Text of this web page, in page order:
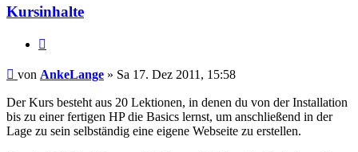
Kursinhalte
Beitrag
von AnkeLange » Sa 17. Dez 2011, 15:58
Der Kurs besteht aus 20 Lektionen, in denen du von der Installation
bis zu einer fertigen HP die Basics lernst, um anschließend in der
Lage zu sein selbständig eine eigene Webseite zu erstellen.